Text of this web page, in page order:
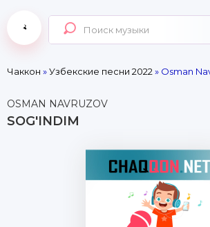
Чаккон »Узбекские песни 2022 » Osman
OSMAN NAVRUZOV
SOG'INDIM